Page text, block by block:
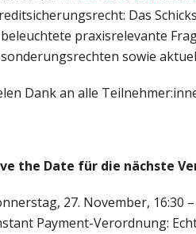
Das
praxisrelevante
sowie
Dank an alle
the Date für die nächste
27. November, 16:30
Payment-Verordnung: